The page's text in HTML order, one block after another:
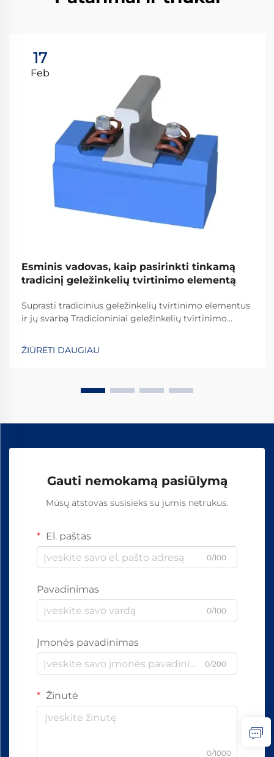
17
Feb
Esminis vadovas, kaip pasirinkti tinkamą
tradicinį geležinkelių tvirtinimo elementą
Suprasti tradicinius geležinkelių tvirtinimo elementus
ir jų svarbą Tradicioniniai geležinkelių tvirtinimo
geležinkelių bėgių stabilumą ir saugumą kasdienėms
operacijoms. Daugelis sistemų pasikliauja
ŽIŪRĖTI DAUGIAU
Gauti nemokamą pasiūlymą
Mūsų atstovas susisieks su jumis netrukus.
El. paštas
0/100
Pavadinimas
0/100
Įmonės pavadinimas
0/200
Žinutė
0/1000